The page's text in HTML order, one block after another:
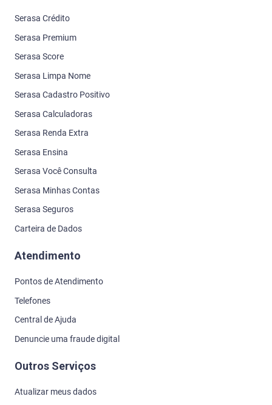
Serasa Crédito
Serasa Premium
Serasa Score
Serasa Limpa Nome
Serasa Cadastro Positivo
Serasa Calculadoras
Serasa Renda Extra
Serasa Ensina
Serasa Você Consulta
Serasa Minhas Contas
Serasa Seguros
Carteira de Dados
Atendimento
Pontos de Atendimento
Telefones
Central de Ajuda
Denuncie uma fraude digital
Outros Serviços
Atualizar meus dados